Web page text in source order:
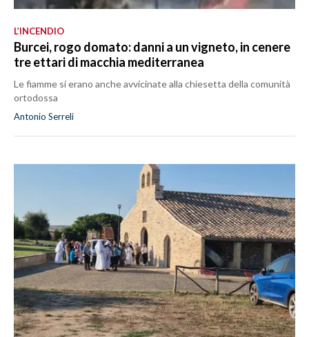
L’INCENDIO
Burcei, rogo domato: danni a un vigneto, in cenere
tre ettari di macchia mediterranea
Le fiamme si erano anche avvicinate alla chiesetta della comunità
ortodossa
Antonio Serreli